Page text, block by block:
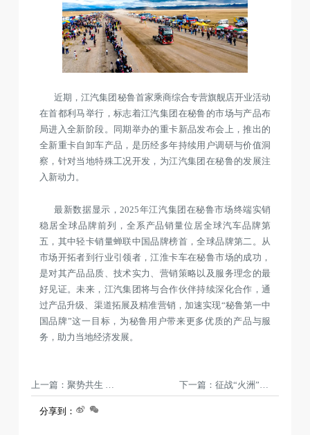
近期，江汽集团秘鲁首家乘商综合专营旗舰店开业活动
在首都利马举行，标志着江汽集团在秘鲁的市场与产品布
局进入全新阶段。同期举办的重卡新品发布会上，推出的
全新重卡自卸车产品，是历经多年持续用户调研与价值洞
察，针对当地特殊工况开发，为江汽集团在秘鲁的发展注
入新动力。
最新数据显示，2025年江汽集团在秘鲁市场终端实销
稳居全球品牌前列，全系产品销量位居全球汽车品牌第
五，其中轻卡销量蝉联中国品牌榜首，全球品牌第二。从
市场开拓者到行业引领者，江淮卡车在秘鲁市场的成功，
是对其产品品质、技术实力、营销策略以及服务理念的最
好见证。未来，江汽集团将与合作伙伴持续深化合作，通
过产品升级、渠道拓展及精准营销，加速实现“秘鲁第一中
国品牌”这一目标，为秘鲁用户带来更多优质的产品与服
务，助力当地经济发展。
分享到：